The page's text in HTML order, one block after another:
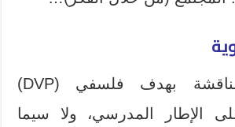
من خلال المناقشة بهدف فلسفي (DVP)
الإطار المدرسي، ولا سيما